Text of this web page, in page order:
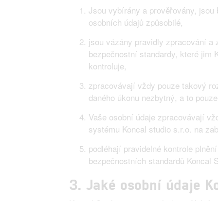
Jsou vybírány a prověřovány,
osobních údajů způsobilé,
jsou vázány pravidly zpracování
bezpečnostní standardy, které jim
kontroluje,
zpracovávají vždy pouze takový
daného úkonu nezbytný, a to
Vaše osobní údaje zpracovávají
systému Koncal studio s.r.o. na
podléhají pravidelné kontrole
bezpečnostních standardů Koncal
3. Jaké osobní údaje